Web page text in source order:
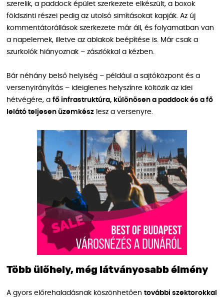
szerelik, a paddock épület szerkezete elkészült, a boxok
földszinti részei pedig az utolsó simításokat kapják. Az új
kommentátorállások szerkezete már áll, és folyamatban van
a napelemek, illetve az ablakok beépítése is. Már csak a
szurkolók hiányoznak – zászlókkal a kézben.
Bár néhány belső helyiség – például a sajtóközpont és a
versenyirányítás – ideiglenes helyszínre költözik az idei
hétvégére, a fő infrastruktúra, különösen a paddock és a fő
lelátó teljesen üzemkész lesz a versenyre.
Több ülőhely, még látványosabb élmény
A gyors előrehaladásnak köszönhetően további szektorokkal